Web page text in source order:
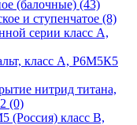
(балочные) (43)
и ступенчатое (8)
серии класс А,
класс А, Р6М5К5
нитрид титана,
(0)
(Россия) класс В,